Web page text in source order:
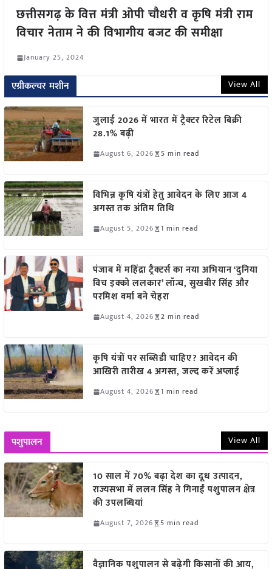
छत्तीसगढ़ के वित्त मंत्री ओपी चौधरी व कृषि मंत्री राम
विचार नेताम ने की विभागीय बजट की समीक्षा
January 25, 2024
एग्रीकल्चर मशीन View All
जुलाई 2026 में भारत में ट्रैक्टर रिटेल बिक्री
28.1% बढ़ी
August 6, 2026 5 min read
विभिन्न कृषि यंत्रों हेतु आवेदन के लिए आज 4
अगस्त तक अंतिम तिथि
August 5, 2026 1 min read
पंजाब में महिंद्रा ट्रैक्टर्स का नया अभियान ‘दुनिया
विच इक्को ललकार’ लॉन्च, सुखबीर सिंह और
परमिश वर्मा बने चेहरा
August 4, 2026 2 min read
कृषि यंत्रों पर सब्सिडी चाहिए? आवेदन की
आखिरी तारीख 4 अगस्त, जल्द करें अप्लाई
August 4, 2026 1 min read
पशुपालन View All
10 साल में 70% बढ़ा देश का दूध उत्पादन,
राज्यसभा में ललन सिंह ने गिनाईं पशुपालन क्षेत्र
की उपलब्धियां
August 7, 2026 5 min read
वैज्ञानिक पशुपालन से बढ़ेगी किसानों की आय,